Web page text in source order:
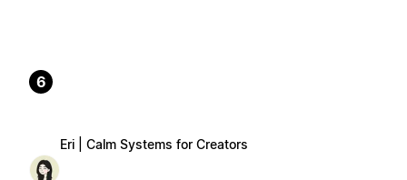
6
Eri | Calm Systems for Creators